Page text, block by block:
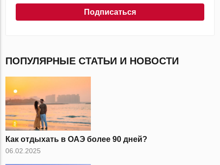
Подписаться
ПОПУЛЯРНЫЕ СТАТЬИ И НОВОСТИ
Как отдыхать в ОАЭ более 90 дней?
06.02.2025